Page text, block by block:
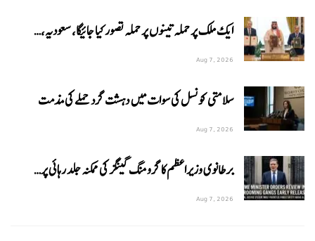
ایک ملک پر حملہ تینوں پر حملہ تصور کیا جائیگا، سعودیہ،…
Aug 7, 2026
سلامتی کونسل کی سوات میں دہشت گرد حملے کی مذمت
Aug 7, 2026
برطانوی وزیراعظم کا گرومنگ گینگز کی ممکنہ جلد رہائی پر…
Aug 7, 2026